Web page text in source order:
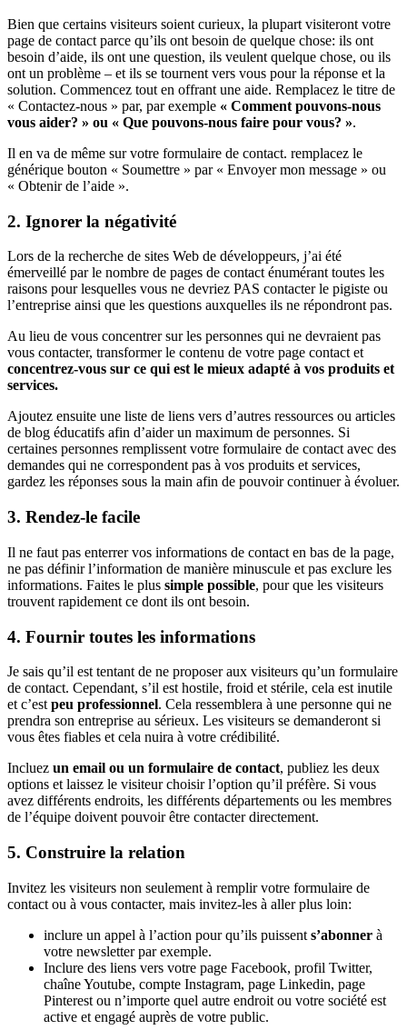
Bien que certains visiteurs soient curieux, la plupart visiteront votre
page de contact parce qu’ils ont besoin de quelque chose: ils ont
besoin d’aide, ils ont une question, ils veulent quelque chose, ou ils
ont un problème – et ils se tournent vers vous pour la réponse et la
solution. Commencez tout en offrant une aide. Remplacez le titre de
« Contactez-nous » par, par exemple « Comment pouvons-nous
vous aider? » ou « Que pouvons-nous faire pour vous? ».
Il en va de même sur votre formulaire de contact. remplacez le
générique bouton « Soumettre » par « Envoyer mon message » ou
« Obtenir de l’aide ».
2. Ignorer la négativité
Lors de la recherche de sites Web de développeurs, j’ai été
émerveillé par le nombre de pages de contact énumérant toutes les
raisons pour lesquelles vous ne devriez PAS contacter le pigiste ou
l’entreprise ainsi que les questions auxquelles ils ne répondront pas.
Au lieu de vous concentrer sur les personnes qui ne devraient pas
vous contacter, transformer le contenu de votre page contact et
concentrez-vous sur ce qui est le mieux adapté à vos produits et
services.
Ajoutez ensuite une liste de liens vers d’autres ressources ou articles
de blog éducatifs afin d’aider un maximum de personnes. Si
certaines personnes remplissent votre formulaire de contact avec des
demandes qui ne correspondent pas à vos produits et services,
gardez les réponses sous la main afin de pouvoir continuer à évoluer.
3. Rendez-le facile
Il ne faut pas enterrer vos informations de contact en bas de la page,
ne pas définir l’information de manière minuscule et pas exclure les
informations. Faites le plus simple possible, pour que les visiteurs
trouvent rapidement ce dont ils ont besoin.
4. Fournir toutes les informations
Je sais qu’il est tentant de ne proposer aux visiteurs qu’un formulaire
de contact. Cependant, s’il est hostile, froid et stérile, cela est inutile
et c’est peu professionnel. Cela ressemblera à une personne qui ne
prendra son entreprise au sérieux. Les visiteurs se demanderont si
vous êtes fiables et cela nuira à votre crédibilité.
Incluez un email ou un formulaire de contact, publiez les deux
options et laissez le visiteur choisir l’option qu’il préfère. Si vous
avez différents endroits, les différents départements ou les membres
de l’équipe doivent pouvoir être contacter directement.
5. Construire la relation
Invitez les visiteurs non seulement à remplir votre formulaire de
contact ou à vous contacter, mais invitez-les à aller plus loin:
inclure un appel à l’action pour qu’ils puissent s’abonner à
votre newsletter par exemple.
Inclure des liens vers votre page Facebook, profil Twitter,
chaîne Youtube, compte Instagram, page Linkedin, page
Pinterest ou n’importe quel autre endroit ou votre société est
active et engagé auprès de votre public.